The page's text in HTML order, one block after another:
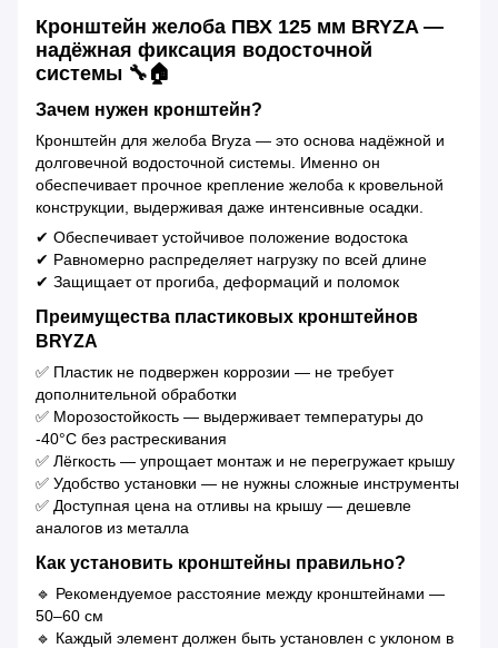
Кронштейн желоба ПВХ 125 мм BRYZA —
надёжная фиксация водосточной
системы 🔧🏠
Зачем нужен кронштейн?
Кронштейн для желоба Bryza — это основа надёжной и
долговечной водосточной системы. Именно он
обеспечивает прочное крепление желоба к кровельной
конструкции, выдерживая даже интенсивные осадки.
✔ Обеспечивает устойчивое положение водостока
✔ Равномерно распределяет нагрузку по всей длине
✔ Защищает от прогиба, деформаций и поломок
Преимущества пластиковых кронштейнов
BRYZA
✅ Пластик не подвержен коррозии — не требует
дополнительной обработки
✅ Морозостойкость — выдерживает температуры до
-40°C без растрескивания
✅ Лёгкость — упрощает монтаж и не перегружает крышу
✅ Удобство установки — не нужны сложные инструменты
✅ Доступная цена на отливы на крышу — дешевле
аналогов из металла
Как установить кронштейны правильно?
🔹 Рекомендуемое расстояние между кронштейнами —
50–60 см
🔹 Каждый элемент должен быть установлен с уклоном в